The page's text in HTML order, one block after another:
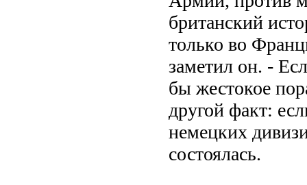
британский
только во
заметил он. -
бы жестокое
другой факт:
немецких
состоялась.